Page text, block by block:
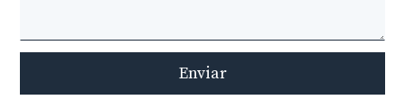
Enviar